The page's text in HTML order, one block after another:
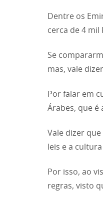
Dentre os
cerca de 4 mil
Se
mas, vale
Por falar em
Árabes, que é
Vale dizer
leis e a
Por isso, ao
regras, visto